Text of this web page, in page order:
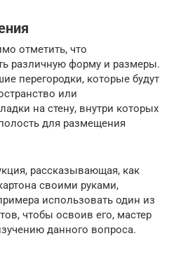
отметить, что
различную форму и размеры.
перегородки, которые будут
или
на стену, внутри которых
для размещения
рассказывающая, как
своими руками,
использовать один из
чтобы освоив его, мастер
данного вопроса.